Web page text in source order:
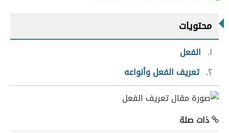
محتويات
١
الفعل
٢ تعريف الفعل وأنواعه
ذات صلة